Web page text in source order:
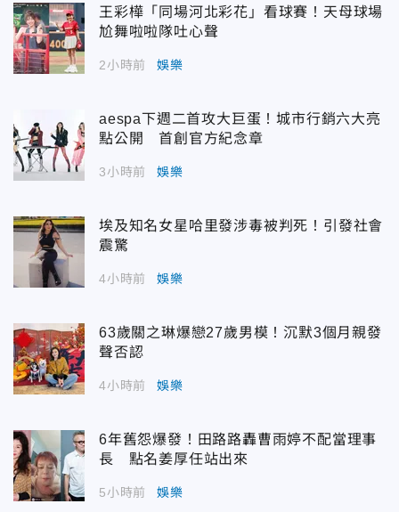
王彩樺「同場河北彩花」看球賽！天母球場
尬舞啦啦隊吐心聲
2小時前 娛樂
aespa下週二首攻大巨蛋！城市行銷六大亮
點公開 首創官方紀念章
3小時前 娛樂
埃及知名女星哈里發涉毒被判死！引發社會
震驚
4小時前 娛樂
63歲關之琳爆戀27歲男模！沉默3個月親發
聲否認
4小時前 娛樂
6年舊怨爆發！田路路轟曹雨婷不配當理事
長 點名姜厚任站出來
5小時前 娛樂